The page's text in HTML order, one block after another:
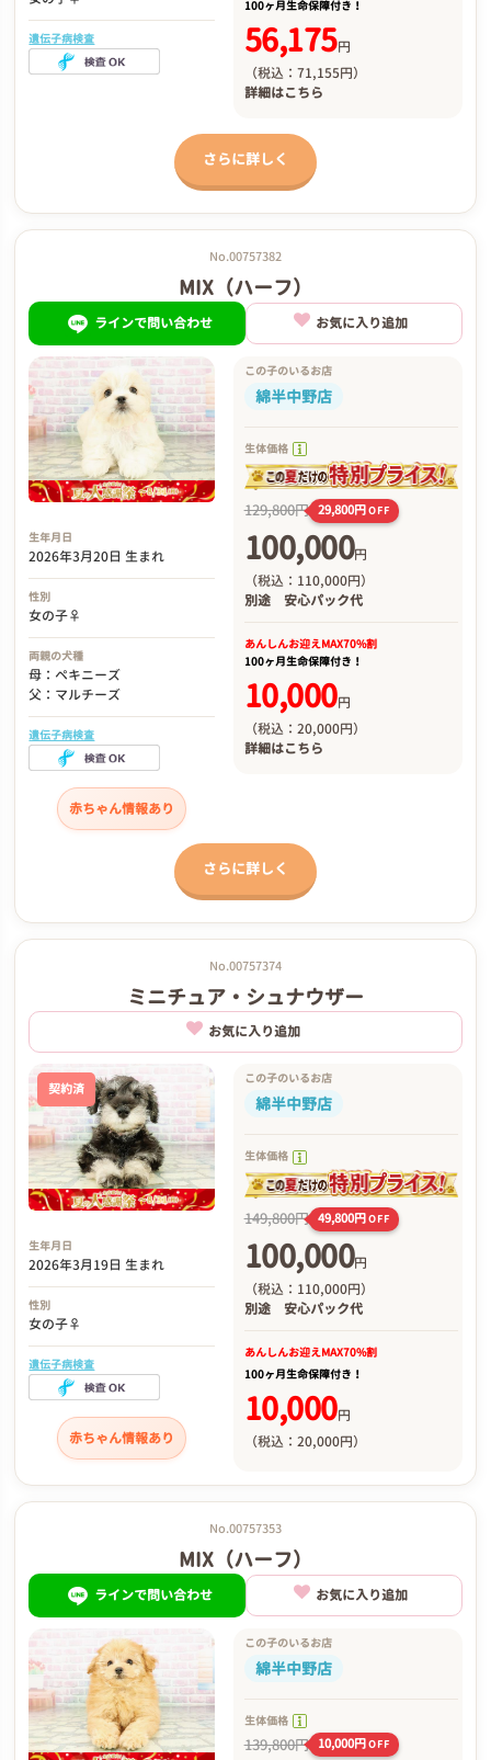
遺伝子病検査
100ヶ月生命保障付き！
56,175円
（税込：71,155円）
詳細はこちら
さらに詳しく
No.00757382
MIX（ハーフ）
ラインで問い合わせ お気に入り追加
生年月日
2026年3月20日 生まれ
性別
女の子♀
両親の犬種
母：ペキニーズ
父：マルチーズ
遺伝子病検査
赤ちゃん情報あり
この子のいるお店
綿半中野店
生体価格
129,800円 29,800円OFF
100,000円
（税込：110,000円）
別途 安心パック代
あんしんお迎えMAX70%割
100ヶ月生命保障付き！
10,000円
（税込：20,000円）
詳細はこちら
さらに詳しく
No.00757374
ミニチュア・シュナウザー
お気に入り追加
契約済
生年月日
2026年3月19日 生まれ
性別
女の子♀
遺伝子病検査
赤ちゃん情報あり
この子のいるお店
綿半中野店
生体価格
149,800円 49,800円OFF
100,000円
（税込：110,000円）
別途 安心パック代
あんしんお迎えMAX70%割
100ヶ月生命保障付き！
10,000円
（税込：20,000円）
No.00757353
MIX（ハーフ）
ラインで問い合わせ お気に入り追加
この子のいるお店
綿半中野店
生体価格
139,800円 10,000円OFF